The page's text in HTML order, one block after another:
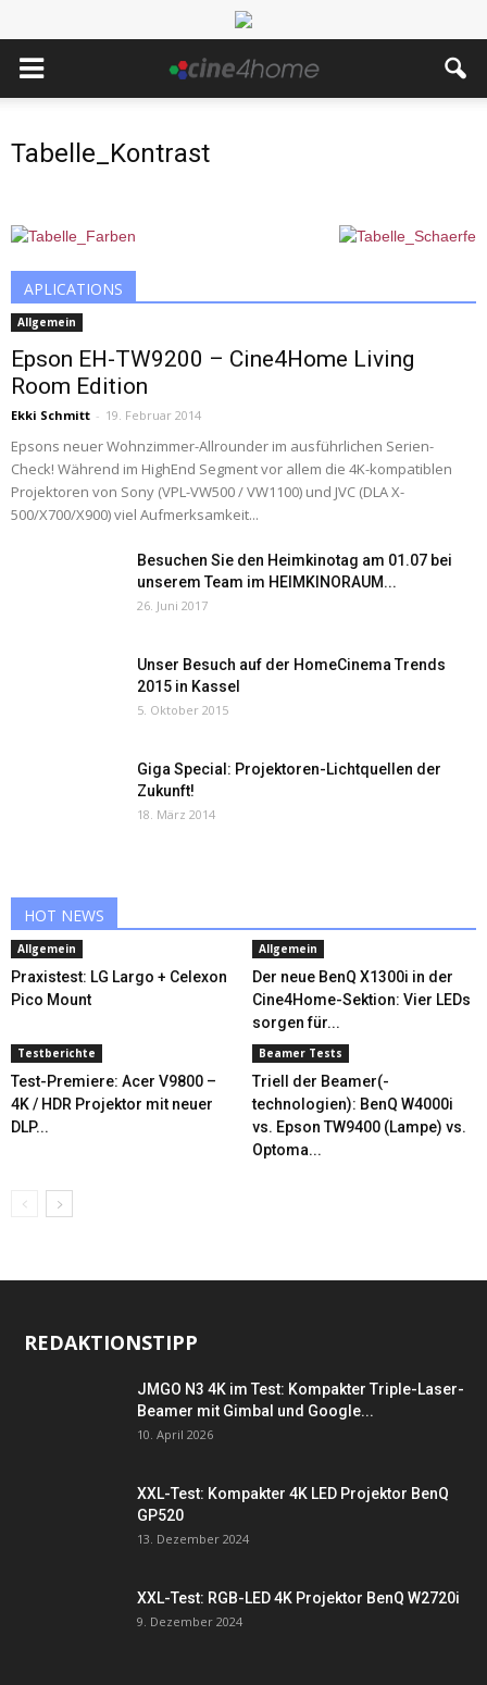
Tabelle_Kontrast
APLICATIONS
Allgemein
Epson EH-TW9200 – Cine4Home Living
Room Edition
Ekki Schmitt - 19. Februar 2014
Epsons neuer Wohnzimmer-Allrounder im ausführlichen Serien-
Check! Während im HighEnd Segment vor allem die 4K-kompatiblen
Projektoren von Sony (VPL-VW500 / VW1100) und JVC (DLA X-
500/X700/X900) viel Aufmerksamkeit...
Besuchen Sie den Heimkinotag am 01.07 bei
unserem Team im HEIMKINORAUM...
26. Juni 2017
Unser Besuch auf der HomeCinema Trends
2015 in Kassel
5. Oktober 2015
Giga Special: Projektoren-Lichtquellen der
Zukunft!
18. März 2014
HOT NEWS
Allgemein
Praxistest: LG Largo + Celexon
Pico Mount
Allgemein
Der neue BenQ X1300i in der
Cine4Home-Sektion: Vier LEDs
sorgen für...
Testberichte
Test-Premiere: Acer V9800 –
4K / HDR Projektor mit neuer
DLP...
Beamer Tests
Triell der Beamer(-
technologien): BenQ W4000i
vs. Epson TW9400 (Lampe) vs.
Optoma...
REDAKTIONSTIPP
JMGO N3 4K im Test: Kompakter Triple-Laser-
Beamer mit Gimbal und Google...
10. April 2026
XXL-Test: Kompakter 4K LED Projektor BenQ
GP520
13. Dezember 2024
XXL-Test: RGB-LED 4K Projektor BenQ W2720i
9. Dezember 2024